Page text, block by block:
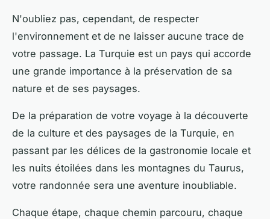
N'oubliez pas, cependant, de respecter
l'environnement et de ne laisser aucune trace de
votre passage. La Turquie est un pays qui accorde
une grande importance à la préservation de sa
nature et de ses paysages.
De la préparation de votre voyage à la découverte
de la culture et des paysages de la Turquie, en
passant par les délices de la gastronomie locale et
les nuits étoilées dans les montagnes du Taurus,
votre randonnée sera une aventure inoubliable.
Chaque étape, chaque chemin parcouru, chaque